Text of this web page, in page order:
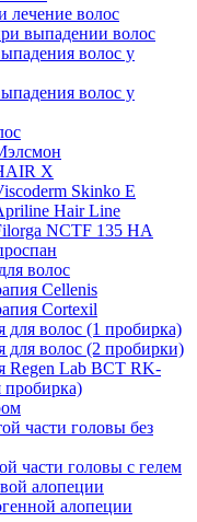
лечение волос
выпадении волос
волос у
волос у
X
Skinko E
Hair Line
NCTF 135 HA
волос
Cellenis
Cortexil
для волос (1 пробирка)
для волос (2 пробирки)
Regen Lab BCT RK-
пробирка)
части головы без
части головы с гелем
алопеции
алопеции